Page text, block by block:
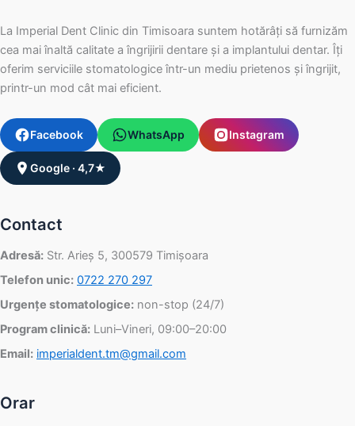
La Imperial Dent Clinic din Timisoara suntem hotărâți să furnizăm
cea mai înaltă calitate a îngrijirii dentare și a implantului dentar. Îți
oferim serviciile stomatologice într-un mediu prietenos și îngrijit,
printr-un mod cât mai eficient.
Facebook WhatsApp Instagram
Google · 4,7★
Contact
Adresă: Str. Arieș 5, 300579 Timișoara
Telefon unic: 0722 270 297
Urgențe stomatologice: non-stop (24/7)
Program clinică: Luni–Vineri, 09:00–20:00
Email: imperialdent.tm@gmail.com
Orar